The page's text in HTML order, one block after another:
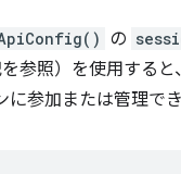
の
参照）を使用する
参加または管理でき